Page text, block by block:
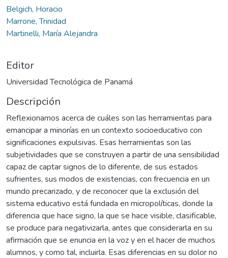
Belgich, Horacio
Marrone, Trinidad
Martinelli, María Alejandra
Editor
Universidad Tecnológica de Panamá
Descripción
Reflexionamos acerca de cuáles son las herramientas para
emancipar a minorías en un contexto socioeducativo con
significaciones expulsivas. Esas herramientas son las
subjetividades que se construyen a partir de una sensibilidad
capaz de captar signos de lo diferente, de sus estados
sufrientes, sus modos de existencias, con frecuencia en un
mundo precarizado, y de reconocer que la exclusión del
sistema educativo está fundada en micropolíticas, donde la
diferencia que hace signo, la que se hace visible, clasificable,
se produce para negativizarla, antes que considerarla en su
afirmación que se enuncia en la voz y en el hacer de muchos
alumnos, y como tal, incluirla. Esas diferencias en su dolor no